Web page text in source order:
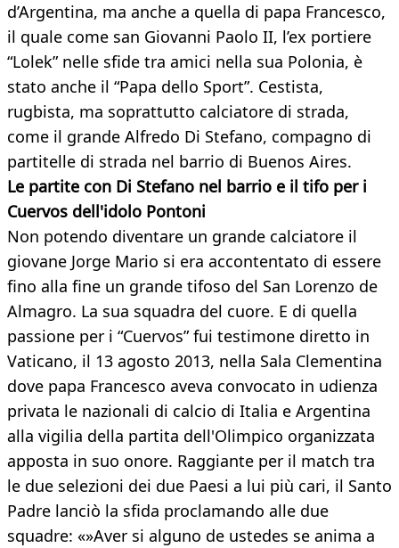
d’Argentina, ma anche a quella di papa Francesco,
il quale come san Giovanni Paolo II, l’ex portiere
“Lolek” nelle sfide tra amici nella sua Polonia, è
stato anche il “Papa dello Sport”. Cestista,
rugbista, ma soprattutto calciatore di strada,
come il grande Alfredo Di Stefano, compagno di
partitelle di strada nel barrio di Buenos Aires.
Le partite con Di Stefano nel barrio e il tifo per i
Cuervos dell'idolo Pontoni
Non potendo diventare un grande calciatore il
giovane Jorge Mario si era accontentato di essere
fino alla fine un grande tifoso del San Lorenzo de
Almagro. La sua squadra del cuore. E di quella
passione per i “Cuervos” fui testimone diretto in
Vaticano, il 13 agosto 2013, nella Sala Clementina
dove papa Francesco aveva convocato in udienza
privata le nazionali di calcio di Italia e Argentina
alla vigilia della partita dell'Olimpico organizzata
apposta in suo onore. Raggiante per il match tra
le due selezioni dei due Paesi a lui più cari, il Santo
Padre lanciò la sfida proclamando alle due
squadre: «»Aver si alguno de ustedes se anima a